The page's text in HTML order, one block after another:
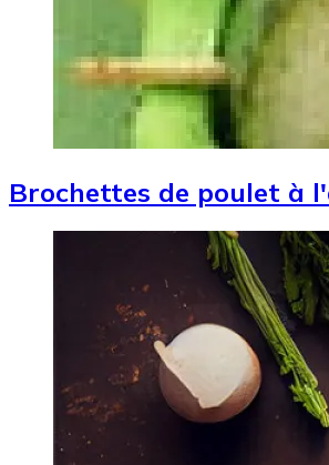
Brochettes de poulet à